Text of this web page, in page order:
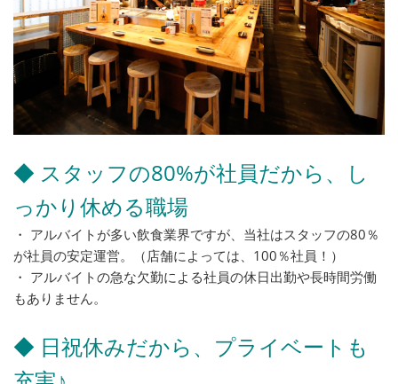
◆ スタッフの80%が社員だから、し
っかり休める職場
・ アルバイトが多い飲食業界ですが、当社はスタッフの80％
が社員の安定運営。（店舗によっては、100％社員！）
・ アルバイトの急な欠勤による社員の休日出勤や長時間労働
もありません。
◆ 日祝休みだから、プライベートも